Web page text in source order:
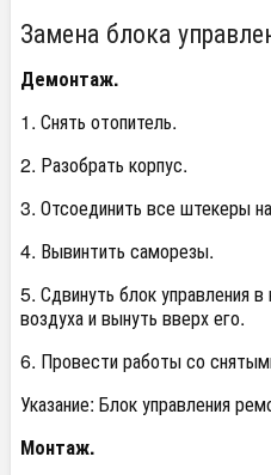
Замена блока
Демонтаж.
1. Снять отопитель.
2. Разобрать корпус.
3. Отсоединить все штекеры
4. Вывинтить саморезы.
5. Сдвинуть блок управления в
воздуха и вынуть вверх его.
6. Провести работы со
Указание: Блок управления
Монтаж.